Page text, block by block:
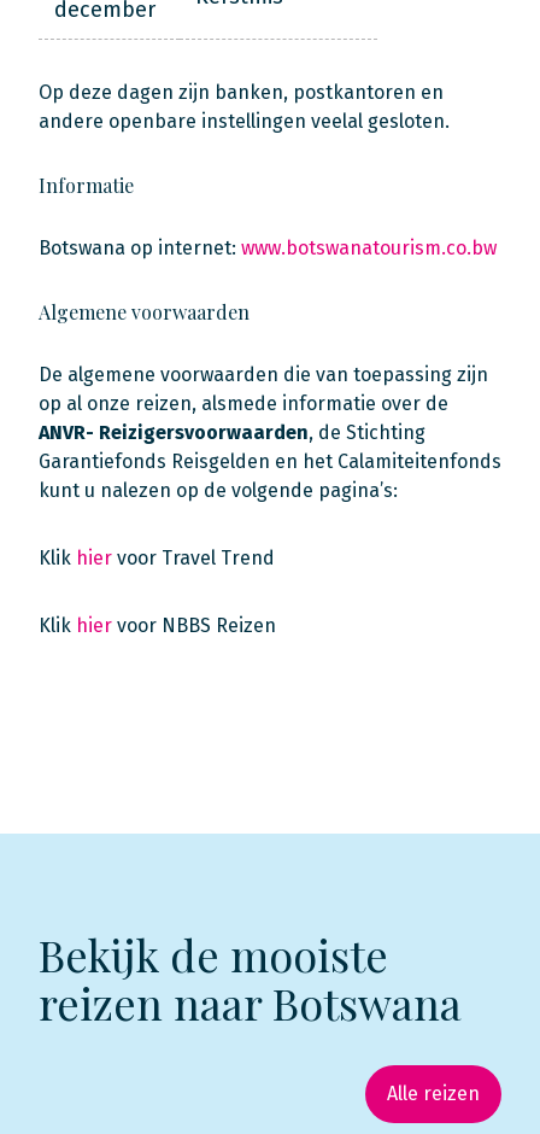
december
Op deze dagen zijn banken, postkantoren en
andere openbare instellingen veelal gesloten.
Informatie
Botswana op internet: www.botswanatourism.co.bw
Algemene voorwaarden
De algemene voorwaarden die van toepassing zijn
op al onze reizen, alsmede informatie over de
ANVR- Reizigersvoorwaarden, de Stichting
Garantiefonds Reisgelden en het Calamiteitenfonds
kunt u nalezen op de volgende pagina’s:
Klik hier voor Travel Trend
Klik hier voor NBBS Reizen
Bekijk de mooiste
reizen naar Botswana
Alle reizen